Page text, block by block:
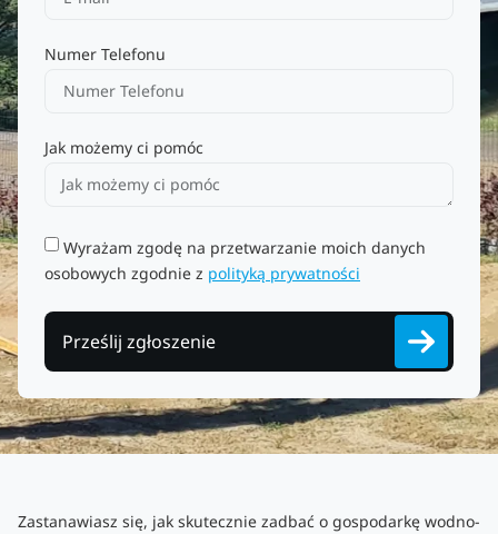
Numer Telefonu
Jak możemy ci pomóc
Wyrażam zgodę na przetwarzanie moich danych
osobowych zgodnie z polityką prywatności
Prześlij zgłoszenie
Zastanawiasz się, jak skutecznie zadbać o gospodarkę wodno-